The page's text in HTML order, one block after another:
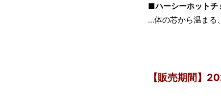
■ハーシーホットチ
…体の芯から温まる
【販売期間】